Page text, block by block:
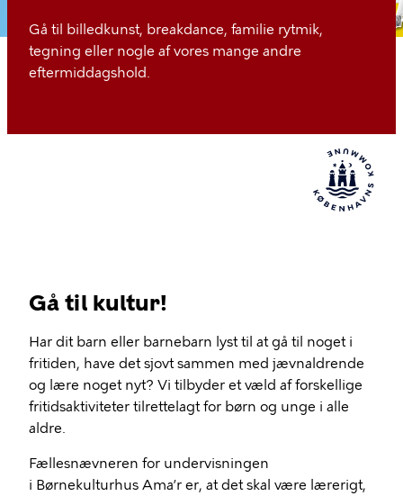
Gå til billedkunst, breakdance, familie rytmik,
tegning eller nogle af vores mange andre
eftermiddagshold.
Gå til kultur!
Har dit barn eller barnebarn lyst til at gå til noget i
fritiden, have det sjovt sammen med jævnaldrende
og lære noget nyt? Vi tilbyder et væld af forskellige
fritidsaktiviteter tilrettelagt for børn og unge i alle
aldre.
Fællesnævneren for undervisningen
i Børnekulturhus Ama’r er, at det skal være lærerigt,